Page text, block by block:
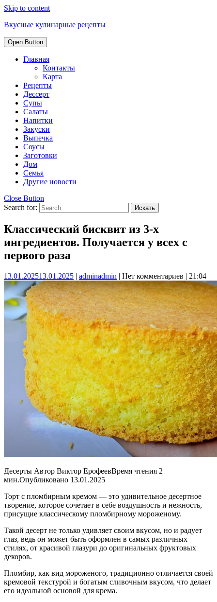
Skip to content
Вкусные кулинарные рецепты
Open Button
Главная
Контакты
Карта
Рецепты
Дессерт
Супы
Салаты
Напитки
Закуски
Выпечка
Соусы
Заготовки
Дом
Семья
Другие новости
Close Button
Search for:
Классический бисквит из 3-х
ингредиентов. Получается у всех с
первого раза
13.01.202513.01.2025 | adminadmin | Нет комментариев | 21:04
Десерты Автор Виктор ЕрофеевВремя чтения 2
мин.Опубликовано 13.01.2025
Торт с пломбирным кремом — это удивительное десертное
творение, которое сочетает в себе воздушность и нежность,
присущие классическому пломбирному мороженому.
Такой десерт не только удивляет своим вкусом, но и радует
глаз, ведь он может быть оформлен в самых различных
стилях, от красивой глазури до оригинальных фруктовых
декоров.
Пломбир, как вид мороженого, традиционно отличается своей
кремовой текстурой и богатым сливочным вкусом, что делает
его идеальной основой для крема.